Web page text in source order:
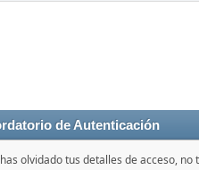
de Autenticación
olvidado tus detalles de acceso,